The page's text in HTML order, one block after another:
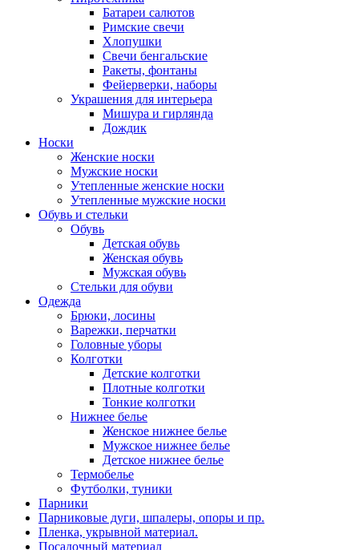
Батареи салютов
Римские свечи
Хлопушки
Свечи бенгальские
Ракеты, фонтаны
Фейерверки, наборы
Украшения для интерьера
Мишура и гирлянда
Дождик
Носки
Женские носки
Мужские носки
Утепленные женские носки
Утепленные мужские носки
Обувь и стельки
Обувь
Детская обувь
Женская обувь
Мужская обувь
Стельки для обуви
Одежда
Брюки, лосины
Варежки, перчатки
Головные уборы
Колготки
Детские колготки
Плотные колготки
Тонкие колготки
Нижнее белье
Женское нижнее белье
Мужское нижнее белье
Детское нижнее белье
Термобелье
Футболки, туники
Парники
Парниковые дуги, шпалеры, опоры и пр.
Пленка, укрывной материал.
Посадочный материал